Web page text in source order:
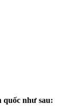
quốc như sau: